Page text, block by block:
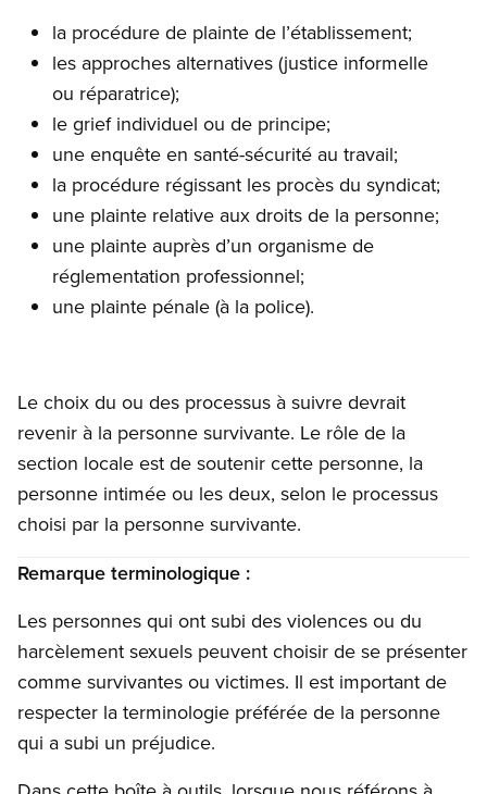
la procédure de plainte de l’établissement;
les approches alternatives (justice informelle
ou réparatrice);
le grief individuel ou de principe;
une enquête en santé-sécurité au travail;
la procédure régissant les procès du syndicat;
une plainte relative aux droits de la personne;
une plainte auprès d’un organisme de
réglementation professionnel;
une plainte pénale (à la police).
Le choix du ou des processus à suivre devrait
revenir à la personne survivante. Le rôle de la
section locale est de soutenir cette personne, la
personne intimée ou les deux, selon le processus
choisi par la personne survivante.
Remarque terminologique :
Les personnes qui ont subi des violences ou du
harcèlement sexuels peuvent choisir de se présenter
comme survivantes ou victimes. Il est important de
respecter la terminologie préférée de la personne
qui a subi un préjudice.